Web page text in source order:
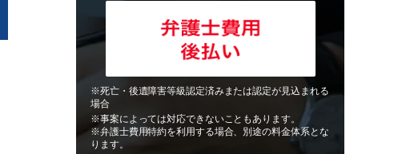
※死亡・後遺障害等級認定済みまたは認定が見込まれる
場合
※事案によっては対応できないこともあります。
※弁護士費用特約を利用する場合、別途の料金体系とな
ります。